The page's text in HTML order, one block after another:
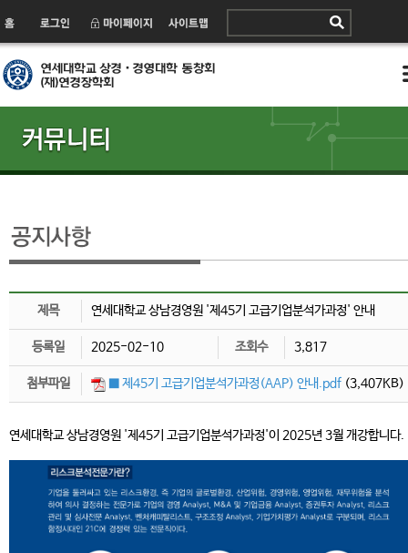
제목 연세대학교 상남경영원 '제45기 고급기업분석가과정' 안내
등록일 2025-02-10 조회수 3,817
첨부파일 ■ 제45기 고급기업분석가과정(AAP) 안내.pdf (3,407KB)
연세대학교 상남경영원 '제45기 고급기업분석가과정'이 2025년 3월 개강합니다.